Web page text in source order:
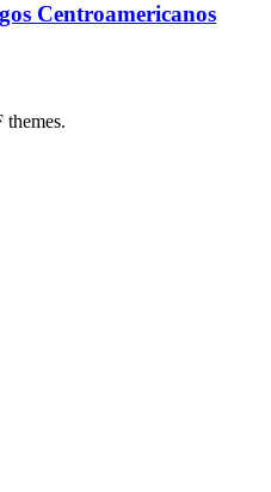
Centroamericanos
themes.